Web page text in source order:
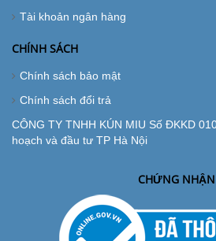
Tài khoản ngân hàng
CHÍNH SÁCH
Chính sách bảo mật
Chính sách đổi trả
CÔNG TY TNHH KÚN MIU Số ĐKKD
hoạch và đầu tư TP Hà Nội
CHỨNG NHẬN